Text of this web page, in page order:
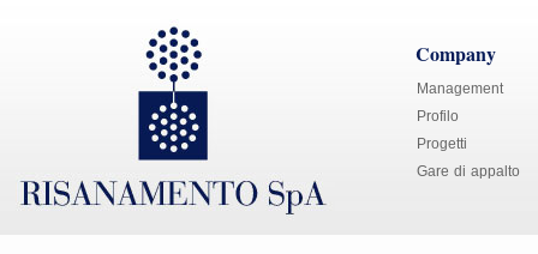
Company
Management
Profilo
Progetti
Gare di appalto